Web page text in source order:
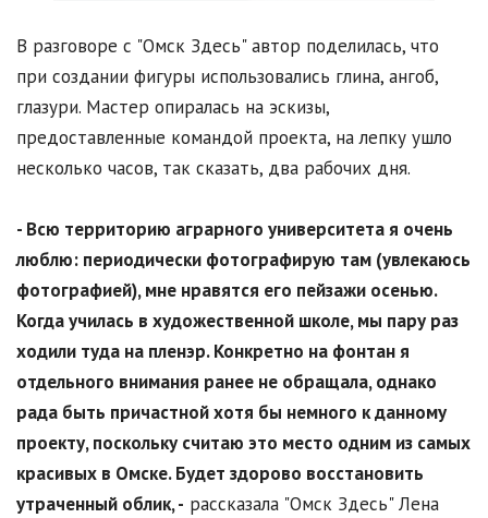
В разговоре с "Омск Здесь" автор поделилась, что
при создании фигуры использовались глина, ангоб,
глазури. Мастер опиралась на эскизы,
предоставленные командой проекта, на лепку ушло
несколько часов, так сказать, два рабочих дня.
- Всю территорию аграрного университета я очень
люблю: периодически фотографирую там (увлекаюсь
фотографией), мне нравятся его пейзажи осенью.
Когда училась в художественной школе, мы пару раз
ходили туда на пленэр. Конкретно на фонтан я
отдельного внимания ранее не обращала, однако
рада быть причастной хотя бы немного к данному
проекту, поскольку считаю это место одним из самых
красивых в Омске. Будет здорово восстановить
утраченный облик, - рассказала "Омск Здесь" Лена